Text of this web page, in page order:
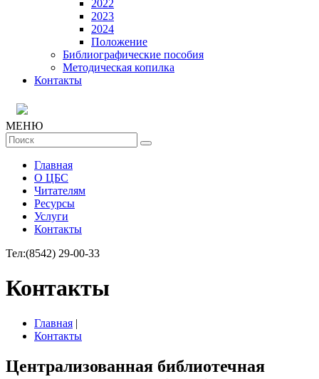
2022
2023
2024
Положение
Библиографические пособия
Методическая копилка
Контакты
МЕНЮ
Главная
О ЦБС
Читателям
Ресурсы
Услуги
Контакты
Тел:(8542) 29-00-33
Контакты
Главная |
Контакты
Централизованная библиотечная